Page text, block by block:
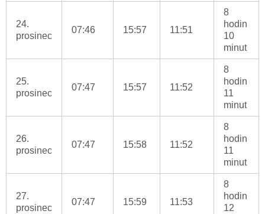
24.
prosinec
07:46 15:57 11:51
8
hodin
10
minut
25.
prosinec
07:47 15:57 11:52
8
hodin
11
minut
26.
prosinec
07:47 15:58 11:52
8
hodin
11
minut
27.
prosinec
07:47 15:59 11:53
8
hodin
12